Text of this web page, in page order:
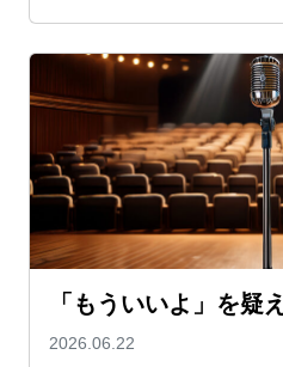
「もういいよ」を疑え
2026.06.22